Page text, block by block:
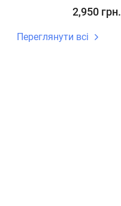
4,480 грн.
2,950 грн.
Переглянути всі